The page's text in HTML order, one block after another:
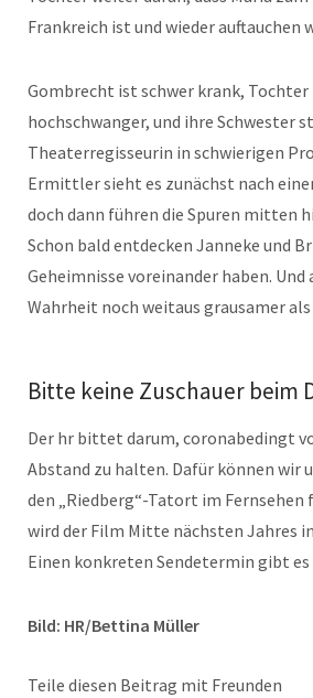
Frankreich ist und wieder auftauchen
Gombrecht ist schwer krank,
hochschwanger, und ihre Schwester
Theaterregisseurin in schwierigen
Ermittler sieht es zunächst nach
doch dann führen die Spuren mitten
Schon bald entdecken Janneke und
Geheimnisse voreinander haben. Und
Wahrheit noch weitaus grausamer
Bitte keine Zuschauer beim
Der hr bittet darum, coronabedingt
Abstand zu halten. Dafür können wir
den „Riedberg“-Tatort im Fernsehen
wird der Film Mitte nächsten Jahres
Einen konkreten Sendetermin gibt
Bild: HR/Bettina Müller
Teile diesen Beitrag mit Freunden